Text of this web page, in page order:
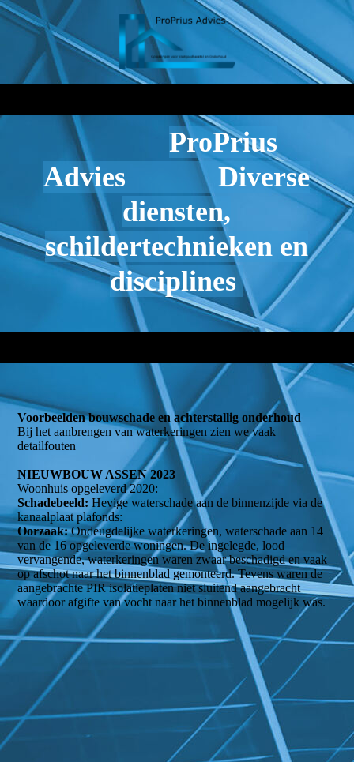
ProPrius
Advies Diverse
diensten,
schildertechnieken en
disciplines
Voorbeelden bouwschade en achterstallig onderhoud
Bij het aanbrengen van waterkeringen zien we vaak
detailfouten
NIEUWBOUW ASSEN 2023
Woonhuis opgeleverd 2020:
Schadebeeld: Hevige waterschade aan de binnenzijde via de
kanaalplaat plafonds:
Oorzaak:Ondeugdelijke waterkeringen, waterschade aan 14
van de 16 opgeleverde woningen. De ingelegde, lood
vervangende, waterkeringen waren zwaar beschadigd en vaak
op afschot naar het binnenblad gemonteerd. Tevens waren de
aangebrachte PIR isolatieplaten niet sluitend aangebracht
waardoor afgifte van vocht naar het binnenblad mogelijk was.